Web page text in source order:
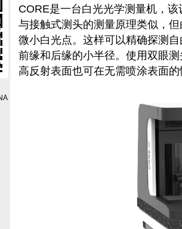
CORE是一台白光光学测量机，
与接触式测头的测量原理类似，
微小白光点。这样可以精确探测
前缘和后缘的小半径。使用双眼
高反射表面也可在无需喷涂表面